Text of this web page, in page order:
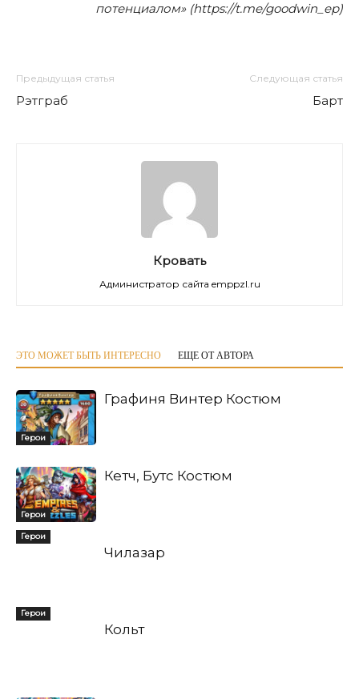
потенциалом» (https://t.me/goodwin_ep)
Предыдущая статья
Рэтграб
Следующая статья
Барт
Кровать
Администратор сайта emppzl.ru
ЭТО МОЖЕТ БЫТЬ ИНТЕРЕСНО ЕЩЕ ОТ АВТОРА
Герои
Графиня Винтер Костюм
Герои
Кетч, Бутс Костюм
Герои
Чилазар
Герои
Кольт